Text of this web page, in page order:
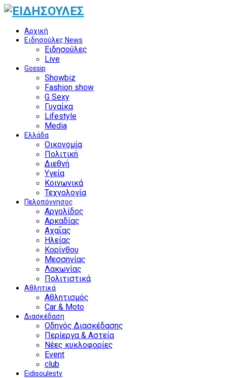
Αρχική
Ειδησούλες News
Ειδησούλες
Live
Gossip
Showbiz
Fashion show
G Sexy
Γυναίκα
Lifestyle
Media
Ελλάδα
Οικονομία
Πολιτική
Διεθνή
Υγεία
Κοινωνικά
Τεχνολογία
Πελοπόννησος
Αργολίδος
Αρκαδίας
Αχαΐας
Ηλείας
Κορίνθου
Μεσσηνίας
Λακωνίας
Πολιτιστικά
Αθλητικά
Αθλητισμός
Car & Moto
Διασκέδαση
Οδηγός Διασκέδασης
Περίεργα & Αστεία
Νέες κυκλοφορίες
Event
club
Eidisoulestv